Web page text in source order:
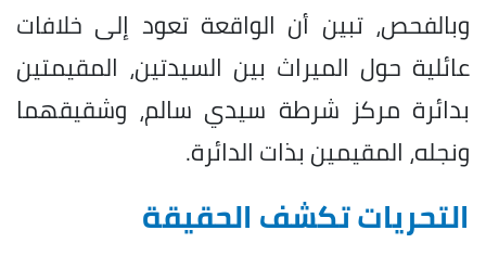
وبالفحص، تبين أن الواقعة تعود إلى خلافات
عائلية حول الميراث بين السيدتين، المقيمتين
بدائرة مركز شرطة سيدي سالم، وشقيقهما
ونجله، المقيمين بذات الدائرة.
التحريات تكشف الحقيقة